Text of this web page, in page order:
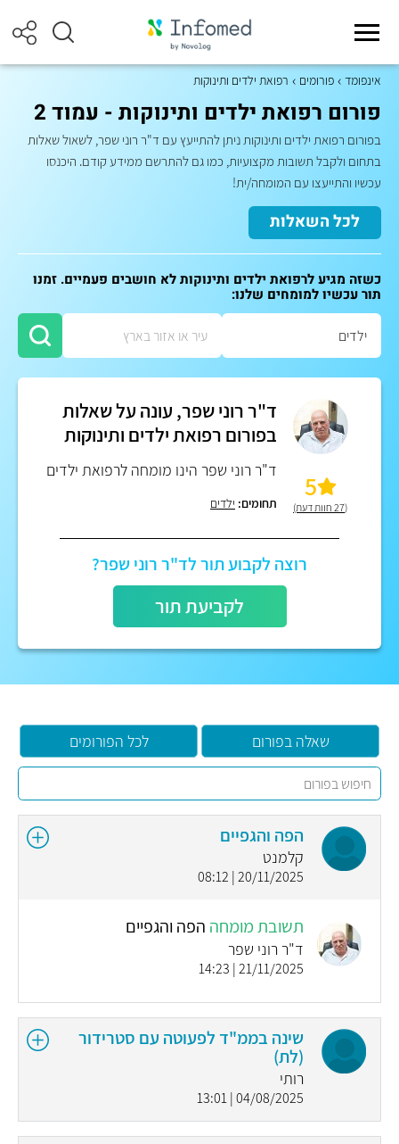
אינפומד פורומים רפואת ילדים ותינוקות
פורום רפואת ילדים ותינוקות - עמוד 2
בפורום רפואת ילדים ותינוקות ניתן להתייעץ עם ד"ר רוני שפר, לשאול שאלות
בתחום ולקבל תשובות מקצועיות, כמו גם להתרשם ממידע קודם. היכנסו
עכשיו והתייעצו עם המומחה/ית!
לכל השאלות
כשזה מגיע לרפואת ילדים ותינוקות לא חושבים פעמיים. זמנו
תור עכשיו למומחים שלנו:
5
(27 חוות דעת)
ד"ר רוני שפר, עונה על שאלות
בפורום רפואת ילדים ותינוקות
ד"ר רוני שפר הינו מומחה לרפואת ילדים
תחומים: ילדים
רוצה לקבוע תור לד"ר רוני שפר?
לקביעת תור
שאלה בפורום לכל הפורומים
הפה והגפיים
קלמנט
20/11/2025 | 08:12
תשובת מומחה הפה והגפיים
ד"ר רוני שפר
21/11/2025 | 14:23
שינה בממ"ד לפעוטה עם סטרידור
(לת)
רותי
04/08/2025 | 13:01